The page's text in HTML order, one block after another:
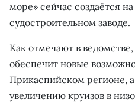
море» сейчас создаётся
судостроительном заводе.
Как отмечают в
обеспечит новые
Прикаспийском регионе,
увеличению круизов в